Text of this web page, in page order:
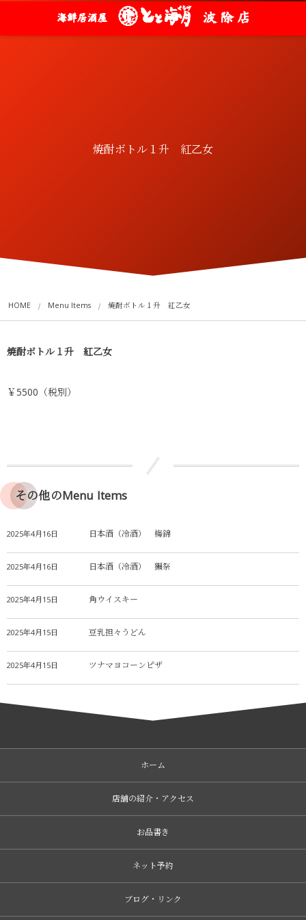
焼酎ボトル１升 紅乙女
HOME Menu Items 焼酎ボトル１升 紅乙女
焼酎ボトル１升 紅乙女
￥5500（税別）
その他のMenu Items
2025年4月16日 日本酒（冷酒） 梅錦
2025年4月16日 日本酒（冷酒） 獺祭
2025年4月15日 角ウイスキー
2025年4月15日 豆乳担々うどん
2025年4月15日 ツナマヨコーンピザ
ホーム
店舗の紹介・アクセス
お品書き
ネット予約
ブログ・リンク